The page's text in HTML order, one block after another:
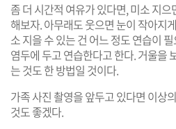
좀 더 시간적 여유가 있다면, 미소 지
해보자. 아무래도 웃으면 눈이 작아지
소 지을 수 있는 건 어느 정도 연습이
염두에 두고 연습한다고 한다. 거울을
는 것도 한 방법일 것이다.
가족 사진 촬영을 앞두고 있다면 이상
것도 좋겠다.